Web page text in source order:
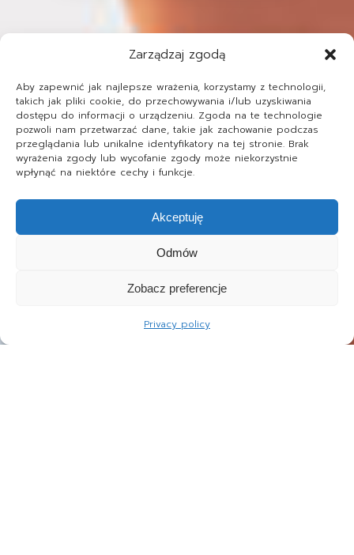
Zarządzaj zgodą
Aby zapewnić jak najlepsze wrażenia, korzystamy z technologii,
takich jak pliki cookie, do przechowywania i/lub uzyskiwania
dostępu do informacji o urządzeniu. Zgoda na te technologie
pozwoli nam przetwarzać dane, takie jak zachowanie podczas
przeglądania lub unikalne identyfikatory na tej stronie. Brak
wyrażenia zgody lub wycofanie zgody może niekorzystnie
wpłynąć na niektóre cechy i funkcje.
Akceptuję
Odmów
Zobacz preferencje
Privacy policy